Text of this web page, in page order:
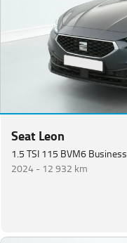
Seat Leon
1.5 TSI 115 BVM6 Business
2024 - 12 932 km